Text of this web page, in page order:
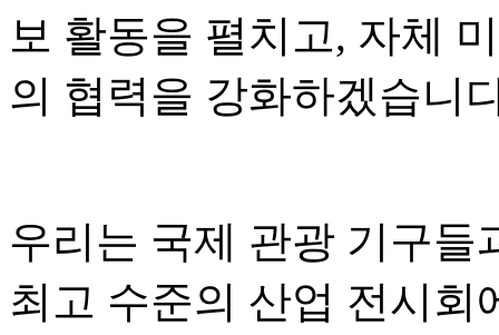
보 활동을 펼치고, 자체
의 협력을 강화하겠습니
우리는 국제 관광 기구들
최고 수준의 산업 전시회